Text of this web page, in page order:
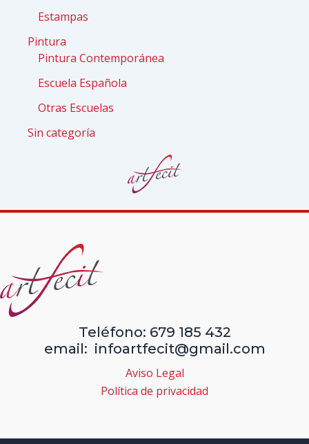
Estampas
Pintura
Pintura Contemporánea
Escuela Española
Otras Escuelas
Sin categoría
Teléfono: 679 185 432
email: infoartfecit@gmail.com
Aviso Legal
Política de privacidad